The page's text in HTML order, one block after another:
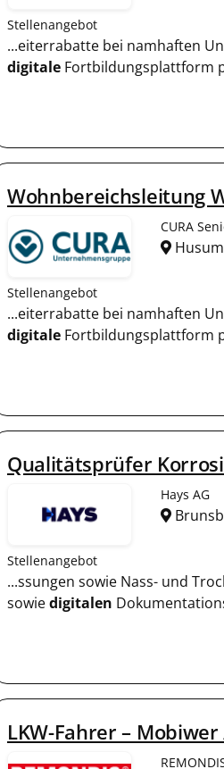
Stellenangebot
...eiterrabatte bei namhaften
digitale Fortbildungsplattform
Wohnbereichsleitung
CURA
Husum
Stellenangebot
...eiterrabatte bei namhaften
digitale Fortbildungsplattform
Qualitätsprüfer
Hays AG
Stellenangebot
...ssungen sowie Nass- und
sowiedigitalen
LKW-Fahrer –